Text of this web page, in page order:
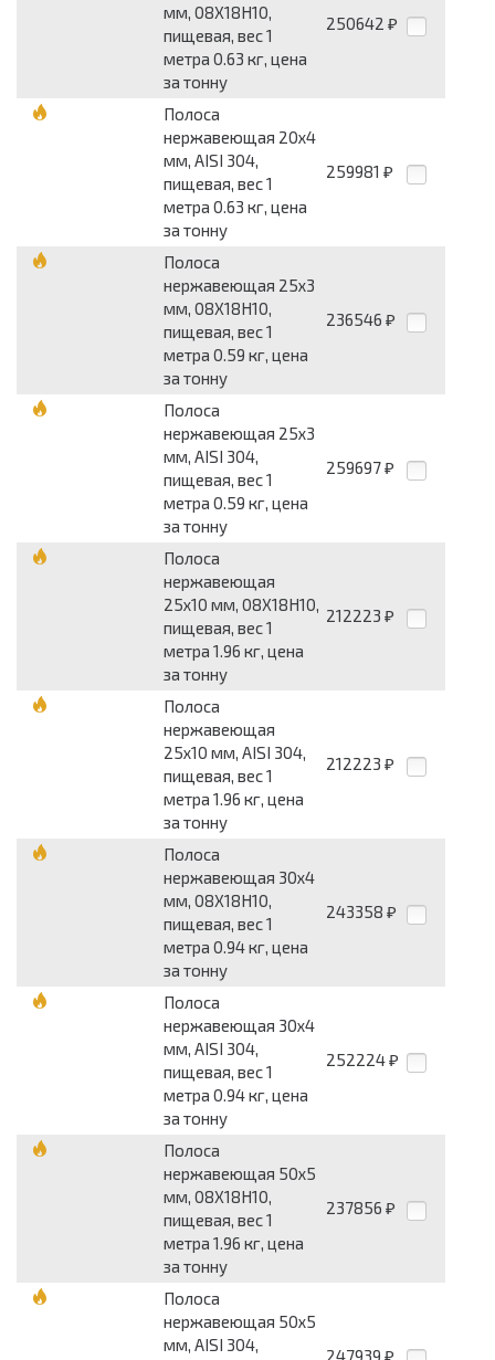
мм, 08Х18Н10,
пищевая, вес 1
метра 0.63 кг, цена
за тонну
250642 ₽
Полоса
нержавеющая 20x4
мм, AISI 304,
пищевая, вес 1
метра 0.63 кг, цена
за тонну
259981 ₽
Полоса
нержавеющая 25x3
мм, 08Х18Н10,
пищевая, вес 1
метра 0.59 кг, цена
за тонну
236546 ₽
Полоса
нержавеющая 25x3
мм, AISI 304,
пищевая, вес 1
метра 0.59 кг, цена
за тонну
259697 ₽
Полоса
нержавеющая
25x10 мм, 08Х18Н10,
пищевая, вес 1
метра 1.96 кг, цена
за тонну
212223 ₽
Полоса
нержавеющая
25x10 мм, AISI 304,
пищевая, вес 1
метра 1.96 кг, цена
за тонну
212223 ₽
Полоса
нержавеющая 30x4
мм, 08Х18Н10,
пищевая, вес 1
метра 0.94 кг, цена
за тонну
243358 ₽
Полоса
нержавеющая 30x4
мм, AISI 304,
пищевая, вес 1
метра 0.94 кг, цена
за тонну
252224 ₽
Полоса
нержавеющая 50x5
мм, 08Х18Н10,
пищевая, вес 1
метра 1.96 кг, цена
за тонну
237856 ₽
Полоса
нержавеющая 50x5
мм, AISI 304,
247939 ₽